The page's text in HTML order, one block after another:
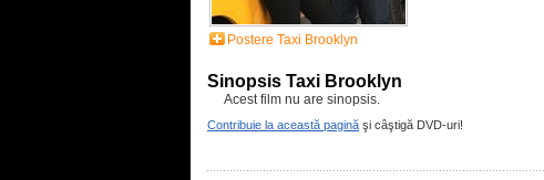
Postere Taxi Brooklyn
Sinopsis Taxi Brooklyn
Acest film nu are sinopsis.
Contribuie la această pagină şi câştigă DVD-uri!